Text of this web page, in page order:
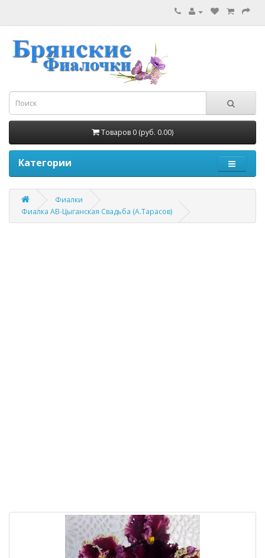
Товаров 0 (руб. 0.00)
Категории
Фиалки
Фиалка АВ-Цыганская Свадьба (А.Тарасов)